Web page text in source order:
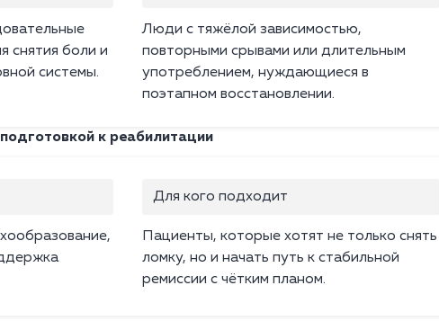
снятия боли и
системы.
Люди с тяжёлой зависимостью,
повторными срывами или длительным
употреблением, нуждающиеся в
поэтапном восстановлении.
к реабилитации
Для кого подходит
Пациенты, которые хотят не только снять
ломку, но и начать путь к стабильной
ремиссии с чётким планом.